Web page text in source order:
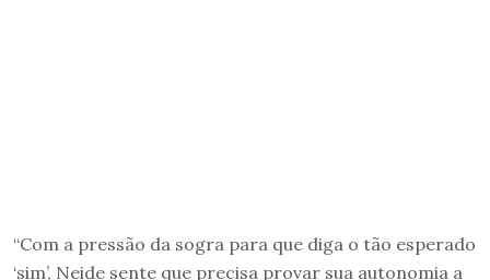
“Com a pressão da sogra para que diga o tão esperado
‘sim’, Neide sente que precisa provar sua autonomia a